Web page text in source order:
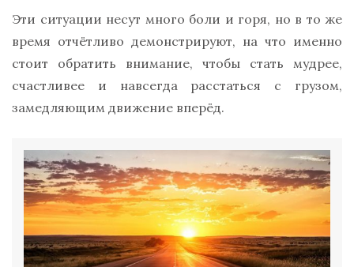
Эти ситуации несут много боли и горя, но в то же
время отчётливо демонстрируют, на что именно
стоит обратить внимание, чтобы стать мудрее,
счастливее и навсегда расстаться с грузом,
замедляющим движение вперёд.